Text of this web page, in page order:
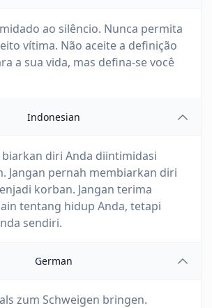
ao silêncio. Nunca permita
vítima. Não aceite a definição
a sua vida, mas defina-se você
Indonesian
biarkan diri Anda diintimidasi
Jangan pernah membiarkan diri
korban. Jangan terima
tentang hidup Anda, tetapi
sendiri.
German
zum Schweigen bringen.